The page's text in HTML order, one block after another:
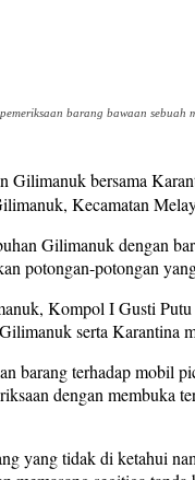
barang bawaan
Gilimanuk bersama
Kecamatan
Gilimanuk dengan
potongan-potongan
Kompol I Gusti
serta
barang terhadap
dengan membuka
yang tidak di ketahui